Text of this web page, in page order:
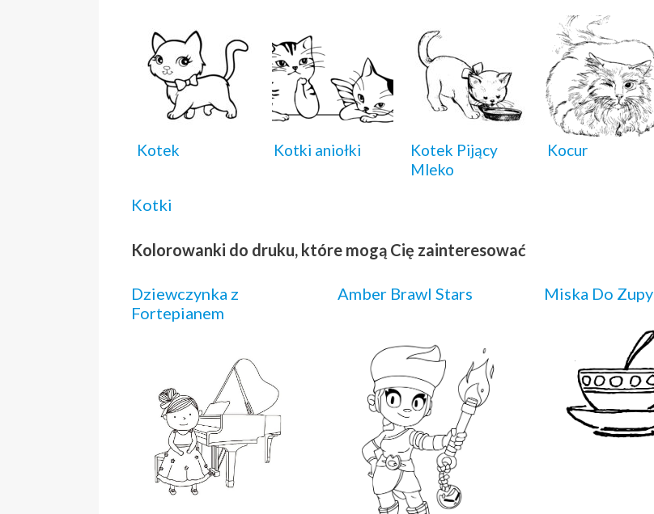
Kotek Kotki aniołki
Kotek Pijący
Mleko
Kocur
Kotki
Kolorowanki do druku, które mogą Cię zainteresować
Dziewczynka z
Fortepianem
Amber Brawl Stars Miska Do Zupy